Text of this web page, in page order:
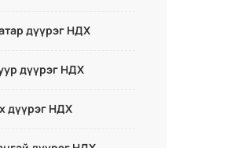
дүүрэг НДХ
дүүрэг НДХ
дүүрэг НДХ